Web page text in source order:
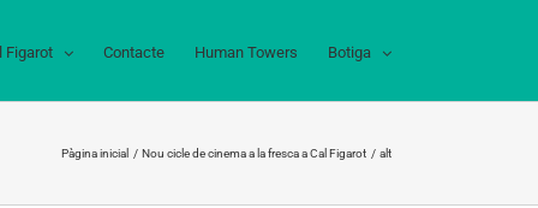
Figarot Contacte Human Towers Botiga
Pàgina inicial Nou cicle de cinema a la fresca a Cal Figarot alt